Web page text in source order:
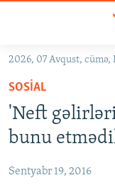
Əsas
qayıt
Əsas
naviqasiyaya
qayıt
Axtarışa
GÜNDƏM
#İZAHLA
KORRUPSIOMETR
FƏRQƏ BAX
2026, 07 Avqust, cümə,
SOSIAL
'Neft
bunu
Sentyabr 19, 2016